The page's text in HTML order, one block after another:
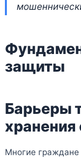
защиты
Барьеры
Многие граждане